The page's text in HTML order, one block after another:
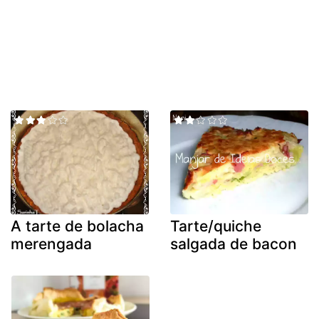
A tarte de bolacha
merengada
Tarte/quiche
salgada de bacon